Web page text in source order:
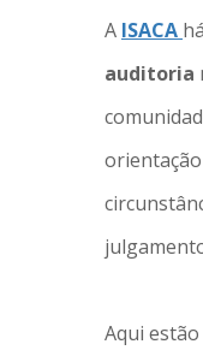
A ISACA
auditoria
Aqui